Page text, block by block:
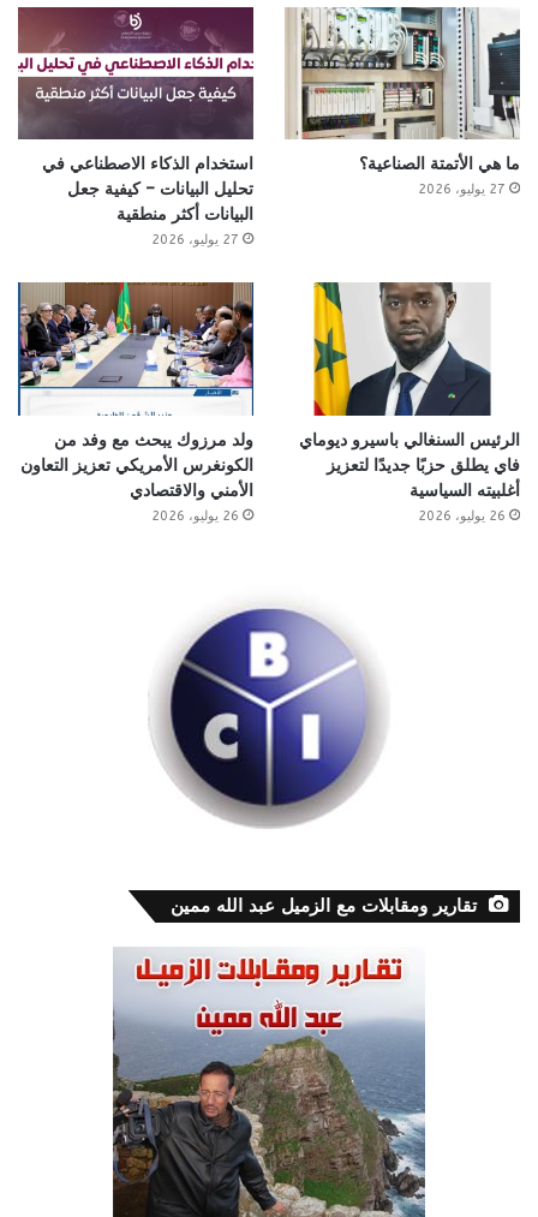
ما هي الأتمتة الصناعية؟
27 يوليو، 2026
استخدام الذكاء الاصطناعي في
تحليل البيانات – كيفية جعل
البيانات أكثر منطقية
27 يوليو، 2026
الرئيس السنغالي باسيرو ديوماي
فاي يطلق حزبًا جديدًا لتعزيز
أغلبيته السياسية
26 يوليو، 2026
ولد مرزوك يبحث مع وفد من
الكونغرس الأمريكي تعزيز التعاون
الأمني والاقتصادي
26 يوليو، 2026
تقارير ومقابلات مع الزميل عبد الله ممين